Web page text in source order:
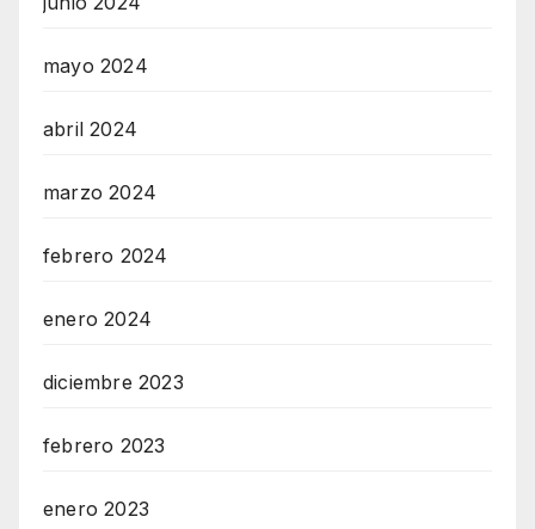
mayo 2024
abril 2024
marzo 2024
febrero 2024
enero 2024
diciembre 2023
febrero 2023
enero 2023